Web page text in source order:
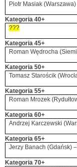
Piotr Masiak
Kategoria 40+
???
Kategoria 45+
Roman Wędrocha
Kategoria 50+
Tomasz Starościk
Kategoria 55+
Roman Mrozek
Kategoria 60+
Andrzej Karczewski
Kategoria 65+
Jerzy Banach (Gdańsk)
Kategoria 70+